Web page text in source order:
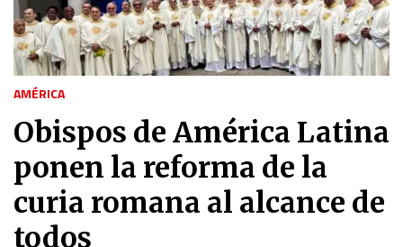
AMÉRICA
Obispos de América Latina
ponen la reforma de la
curia romana al alcance de
todos